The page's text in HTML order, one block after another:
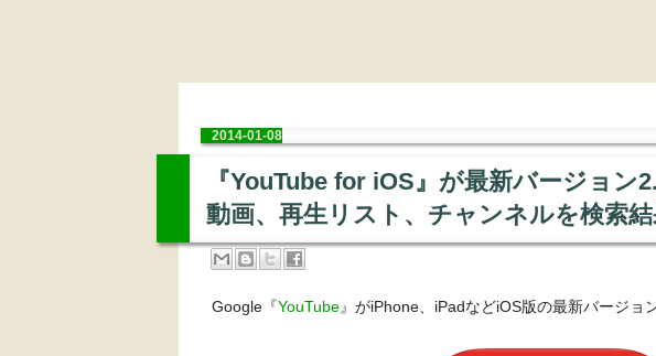
2014-01-08
『YouTube for iOS』が最新バージョ
動画、再生リスト、チャンネルを検索
Google『YouTube』がiPhone、iPadなどiOS版の最新バージョ